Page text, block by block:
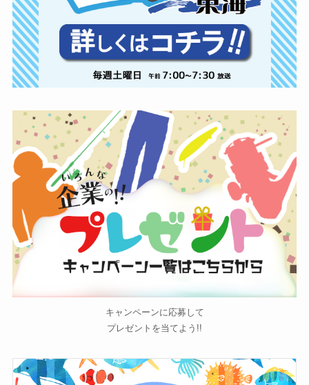
キャンペーンに応募して
プレゼントを当てよう!!